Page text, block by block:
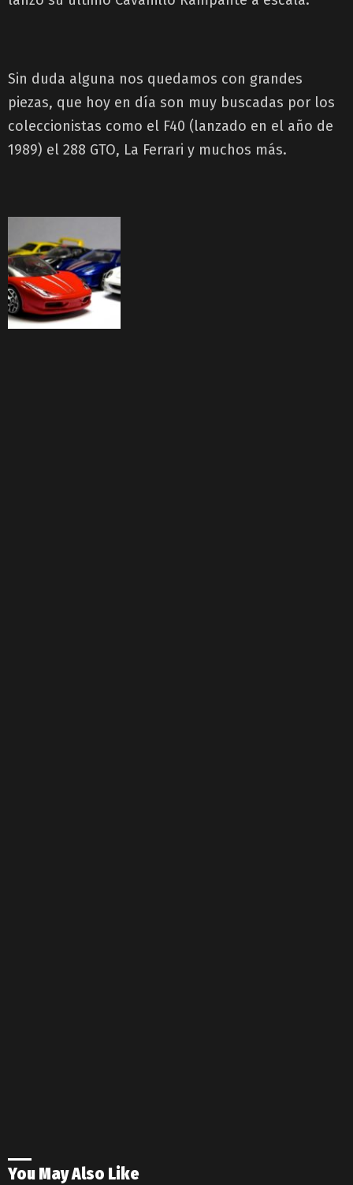
Sin duda alguna nos quedamos con grandes
piezas, que hoy en día son muy buscadas por los
coleccionistas como el F40 (lanzado en el año de
1989) el 288 GTO, La Ferrari y muchos más.
You May Also Like